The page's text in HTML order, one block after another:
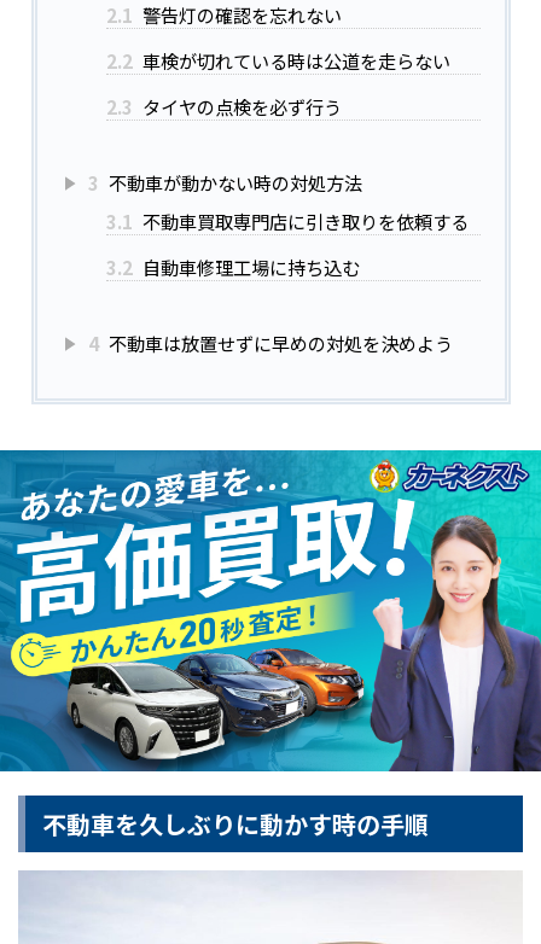
2.1 警告灯の確認を忘れない
2.2 車検が切れている時は公道を走らない
2.3 タイヤの点検を必ず行う
3 不動車が動かない時の対処方法
3.1 不動車買取専門店に引き取りを依頼する
3.2 自動車修理工場に持ち込む
4 不動車は放置せずに早めの対処を決めよう
不動車を久しぶりに動かす時の手順